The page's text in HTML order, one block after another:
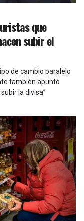
que
subir el
de cambio paralelo
también apuntó
la divisa”